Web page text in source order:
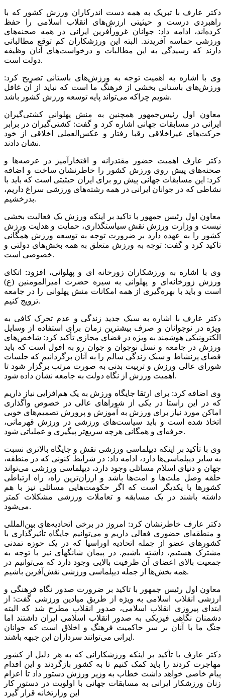
دکتر عارف با تبریک به همه دست اندرکاران ورزش کشور که با
راهبردی درست و حیثیتی ارزش‌های انقلاب اسلامی را حفظ
کرده‌اند، ادامه داد: جوانان غرورآفرین ایرانی در همه صحنه‌های
ورزشی حماسه آفریدند. البته این ورزشکاران کم توقع مطالباتی
دارند که رسیدگی به این مطالبات و درخواست‌های آنان وظیفه
دولت است.
وی با اشاره به اهمیت توجه به ورزش‌های باستانی تصریح کرد:
ورزش‌های باستانی بخشی از فرهنگ ما است که نباید از آن غافل
شویم چراکه می‌تواند پایه توسعه ورزش کشور باشد.
معاون اول رئیس‌جمهور همچنین به منش پهلوانی کشتی‌گیران
ایرانی در مسابقات جهانی اشاره کرد و گفت: کشتی‌گیران در برابر
حرکت‌های غیراخلاقی رقبا رفتار و عکس‌العملی اخلاقی از خود
نشان دادند.
دکتر عارف اهمیت حضور مقتدرانه و افتخارآمیز در عرصه‌ها و
صحنه‌های پیش روی ورزش کشور را خاطرنشان ساخت و اضافه
کرد: این مسابقات جهانی پیش رو برای ایران حیثیتی است که باید با
نشاطی که در جوانان ایرانی در همه رشته‌های ورزشی سراغ داریم،
بدرخشیم.
معاون اول رئیس جمهور با تاکید بر اینکه ورزش یک فعالیت بخشی
نیست و وزارت ورزش نقش سیاستگذاری، حمایت و هدایت ورزش
کشور را به عهده دارد بر ضرورت توجه به توسعه ورزش همگانی
تاکید کرد و گفت: توجه به ورزش متعلق به همه بخش‌های دولتی و
خصوصی است.
وی با اشاره به ورزشکاران زورخانه ای و پهلوانی، افزود: اتکای
ورزش زورخانه‌ای و پهلوانی به سیره حضرت امیرالمومنین (ع)
است و باید با بهره‌گیری از همه امکانات منش پهلوانی را در جامعه
ترویج کنیم.
دکتر عارف با اشاره به سبک جدید زندگی و عدم تحرک کافی به
ویژه در نوجوانان و صرف بیشترین زمان برای استفاده از وسایل
الکترونیکی هوشمند به ویژه در فضای مجازی تأکید کرد: شاخص‌های
ورزش در جامعه و نسل نوجوان و جوان رو به افول است که باید
فضای پرنشاط و سبک زندگی سالم را به آنان برگردانیم که جلسات
شورای عالی ورزش و تربیت بدنی به صورت مرتب برگزار شود تا
اهمیت ورزش از نگاه دولت به جامعه نشان داده شود.
وی اضافه کرد: برای ارتقا جایگاه ورزش به یک هم‌افزایی نیاز داریم
که در این راستا در یکی از شوراهای عالی در خصوص واگذاری
اماکن مورد نیاز برای ورزش به آموزش و پرورش تصمیم‌های خوبی
اتخاذ شده است و باید سیاست‌های ورزشی در ورزش قهرمانی،
حرفه‌ای و همگانی هرچه سریع‌تر پیگیری و عملیاتی شود.
وی با تأکید بر اینکه دیپلماسی ورزشی نقش و جایگاه بالاتری نسبت
به سایر دیپلماسی‌ها دارد، ادامه داد: در شرایط کنونی که در منطقه،
جهان و دنیای اسلام مسائلی وجود دارد، دیپلماسی ورزشی می‌تواند
حلقه وصل ملت‌ها و امت‌ها باشد و ارزان‌ترین راه، راه ارتباطی
کشورها با یکدیگر است که اگر حکومت‌هایی مسائلی نیز با هم
داشته باشند در یک مسابقه و تعاملات ورزشی مشکلات کمتر
می‌شود.
دکتر عارف خاطرنشان کرد: امروز در برخی اتحادیه‌های بین‌المللی
و منطقه‌ای حضوری فعالی داریم و می‌توانیم جایگاه تأثیرگذاری با
کشورهای عضو از جمله اتحادیه اوراسیا که در یک حوزه تمدنی
مشترک هستیم، داشته باشیم. در پیمان شانگهای نیز با توجه به
جمعیت بالای اعضای آن ظرفیت بالایی وجود دارد که می‌توانیم در
همه بخش‌ها از جمله دیپلماسی ورزشی نقش‌آفرین باشیم.
معاون اول رئیس جمهور با تاکید بر ضرورت صدور نگاه فرهنگی و
ارزشی انقلاب اسلامی به ویژه از طریق میادین ورزشی گفت: از
ابتدای پیروزی انقلاب اسلامی، صدور انقلاب مطرح شد که البته
دشمنان نگاهی فیزیکی به صدور انقلاب اسلامی ایران داشتند اما
جنگ ما با آنان بر سر حاکمیت فرهنگ و اخلاق است که جوانان
ایرانی می‌توانند سرداران این جبهه باشند.
دکتر عارف با تأکید بر اینکه ورزشکارانی که به هر دلیل از کشور
مهاجرت کردند را باید کمک کنیم تا به کشور بازگردند و این افدام
پیام خاصی خواهد داشت خطاب به وزیر ورزش دستور داد تا اعزام
زنان ورزشکار ایرانی به مسابقات جهانی با اولویت در دستور کار
این وزارتخانه قرار گیرد